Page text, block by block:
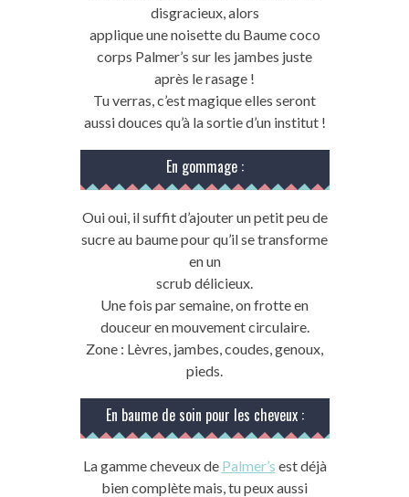
disgracieux, alors
applique une noisette du Baume coco
corps Palmer’s sur les jambes juste
après le rasage !
Tu verras, c’est magique elles seront
aussi douces qu’à la sortie d’un institut !
En gommage :
Oui oui, il suffit d’ajouter un petit peu de
sucre au baume pour qu’il se transforme
en un
scrub délicieux.
Une fois par semaine, on frotte en
douceur en mouvement circulaire.
Zone : Lèvres, jambes, coudes, genoux,
pieds.
En baume de soin pour les cheveux :
La gamme cheveux de Palmer’s est déjà
bien complète mais, tu peux aussi